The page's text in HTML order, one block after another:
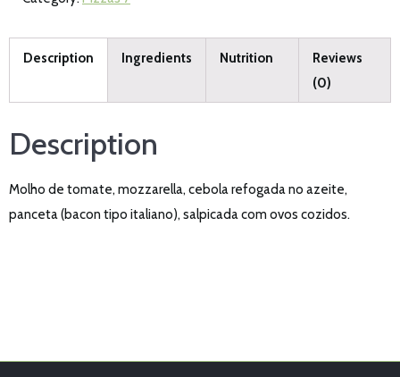
Description Ingredients Nutrition
Reviews
(0)
Description
Molho de tomate, mozzarella, cebola refogada no azeite,
panceta (bacon tipo italiano), salpicada com ovos cozidos.